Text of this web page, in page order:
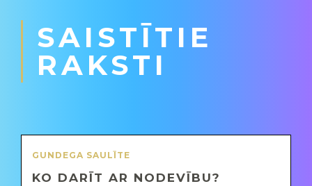
SAISTĪTIE
RAKSTI
GUNDEGA SAULĪTE
KO DARĪT AR NODEVĪBU?